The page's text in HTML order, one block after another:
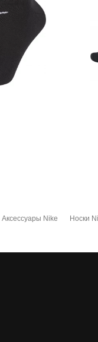
Аксессуары Nike Носки